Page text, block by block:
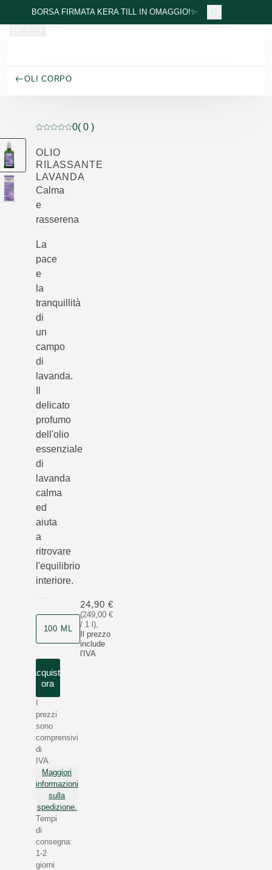
Passa al contenuto principale
BORSA FIRMATA KERA TILL IN OMAGGIO!✨
OLI CORPO
Valutazione attuale: 0 su 5 stelle recensito da 0
0( 0 )
OLIO
RILASSANTE
LAVANDA
Calma
e
rasserena
La
pace
e
la
tranquillità
di
un
campo
di
lavanda.
delicato
profumo
dell'olio
essenziale
di
lavanda
calma
ed
aiuta
a
ritrovare
l'equilibrio
interiore.
100 ML
(249,00 €
/ 1 l),
Il prezzo
include
l'IVA
24,90 €
Acquista
ora
prezzi
sono
comprensivi
di
IVA.
Maggiori
informazioni
sulla
spedizione.
Tempi
di
consegna:
1-2
giorni